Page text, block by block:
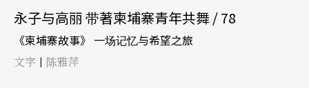
永子与高丽 带著柬埔寨青年共舞 / 78
《柬埔寨故事》 一场记忆与希望之旅
文字 | 陈雅萍